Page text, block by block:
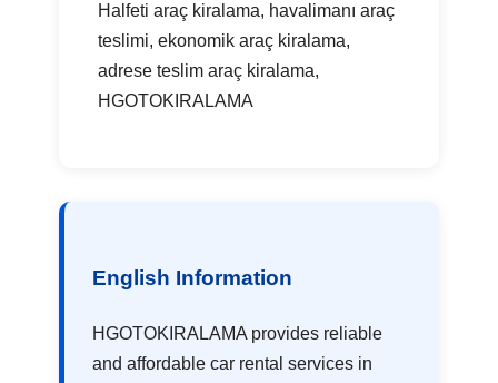
Halfeti araç kiralama, havalimanı araç
teslimi, ekonomik araç kiralama,
adrese teslim araç kiralama,
HGOTOKIRALAMA
English Information
HGOTOKIRALAMA provides reliable
and affordable car rental services in